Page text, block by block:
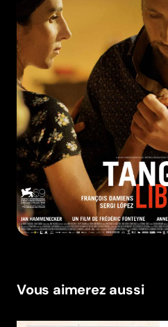
Vous aimerez aussi